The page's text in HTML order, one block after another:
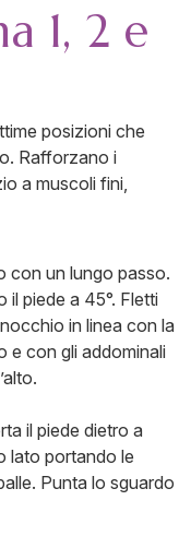
1, 2 e
posizioni che
Rafforzano i
a muscoli fini,
con un lungo passo.
il piede a 45°. Fletti
in linea con la
e con gli addominali
il piede dietro a
lato portando le
Punta lo sguardo